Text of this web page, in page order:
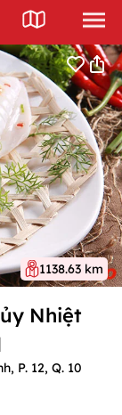
1138.63 km
Nhiệt
P. 12, Q. 10